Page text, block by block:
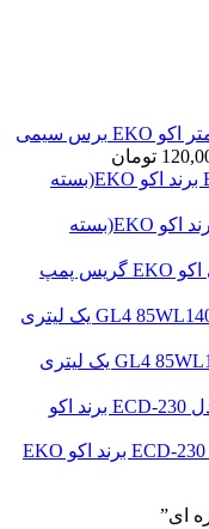
برس سیمی
تومان
تیغ کاتر (موکت بر) مدل ECB-0.5 برند اکو EKO(بسته
گریس پمپ
واسکازین(روغن گیربکس) مدل GL4 85WL140 یک لیتری
ای”